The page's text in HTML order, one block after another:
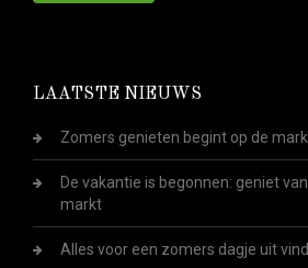
LAATSTE NIEUWS
Zomers genieten begint op de
De vakantie is begonnen: geniet
markt
Alles voor een zomers dagje uit